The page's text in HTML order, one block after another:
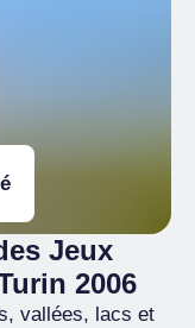
Jeux
2006
vallées, lacs et